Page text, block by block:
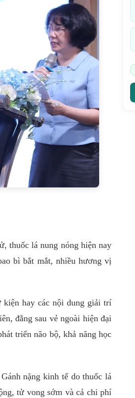
thuốc lá nung nóng hiện nay
bì bắt mắt, nhiều hương vị
hay các nội dung giải trí
đằng sau vẻ ngoài hiện đại
triển não bộ, khả năng học
nặng kinh tế do thuốc lá
tử vong sớm và cả chi phí